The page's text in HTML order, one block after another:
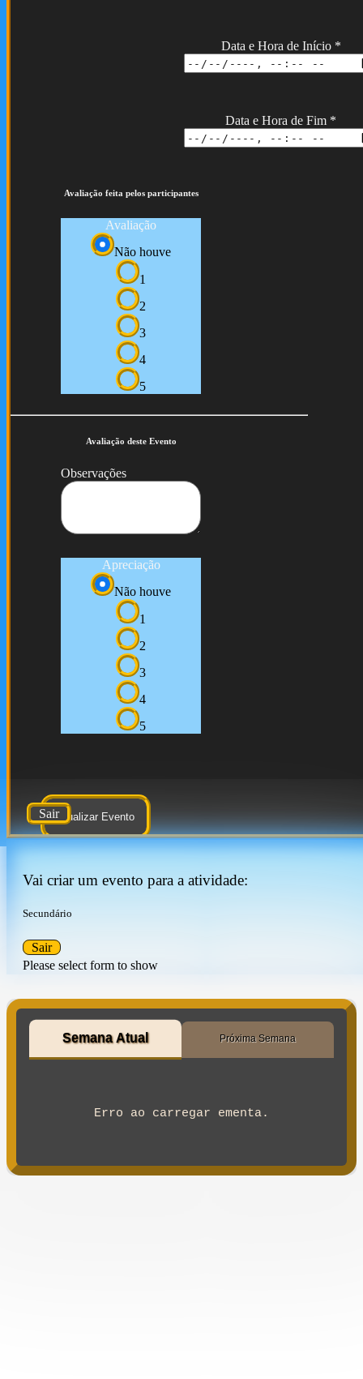
Data e Hora de Início *
Data e Hora de Fim *
Avaliação feita pelos participantes
Avaliação
Não houve
1
2
3
4
5
Avaliação deste Evento
Observações
Apreciação
Não houve
1
2
3
4
5
Atualizar Evento
Sair
Vai criar um evento para a atividade:
Secundário
Please select form to show
Sair
Semana Atual Próxima Semana
Erro ao carregar ementa.